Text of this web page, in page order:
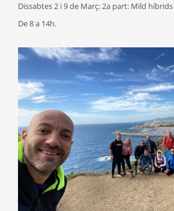
Dissabtes 2 i 9 de Març: 2a part: Mild
De 8 a 14h.